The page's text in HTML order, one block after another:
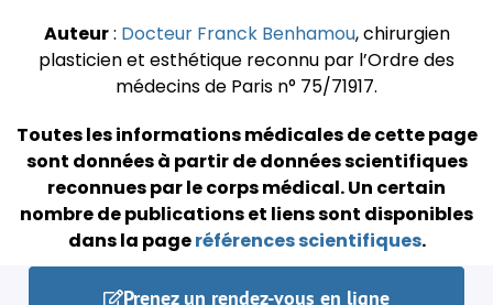
Auteur: Docteur Franck Benhamou, chirurgien
plasticien et esthétique reconnu par l’Ordre des
médecins de Paris n° 75/71917.
Toutes les informations médicales de cette page
sont données à partir de données scientifiques
reconnues par le corps médical.Un certain
nombre de publications et liens sont disponibles
dans la pageréférences scientifiques.
Prenez un rendez-vous en ligne